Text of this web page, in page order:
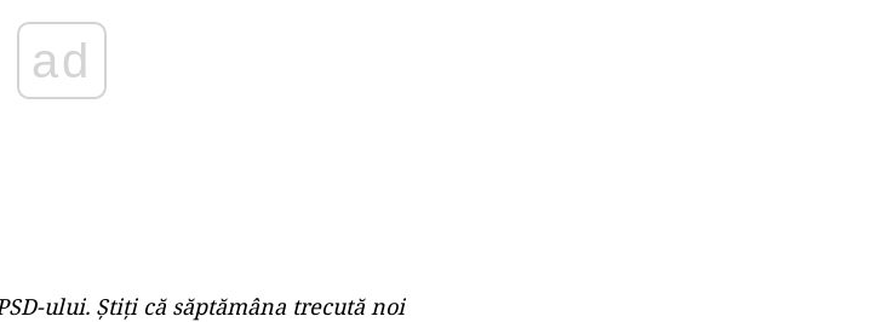
ului. Ştiţi că săptămâna trecută noi